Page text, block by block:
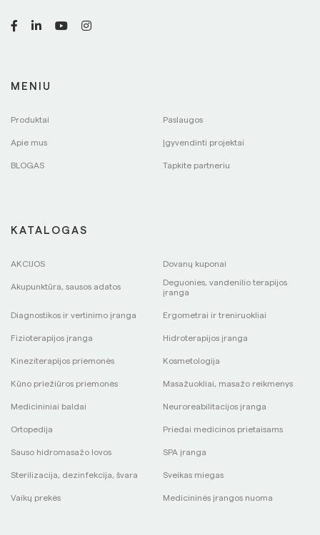
MENIU
Produktai Paslaugos
Apie mus Įgyvendinti projektai
BLOGAS Tapkite partneriu
KATALOGAS
AKCIJOS Dovanų kuponai
Akupunktūra, sausos adatos
Deguonies, vandenilio terapijos
įranga
Diagnostikos ir vertinimo įranga Ergometrai ir treniruokliai
Fizioterapijos įranga Hidroterapijos įranga
Kineziterapijos priemonės Kosmetologija
Kūno priežiūros priemonės Masažuokliai, masažo reikmenys
Medicininiai baldai Neuroreabilitacijos įranga
Ortopedija Priedai medicinos prietaisams
Sauso hidromasažo lovos SPA įranga
Sterilizacija, dezinfekcija, švara Sveikas miegas
Vaikų prekės Medicininės įrangos nuoma